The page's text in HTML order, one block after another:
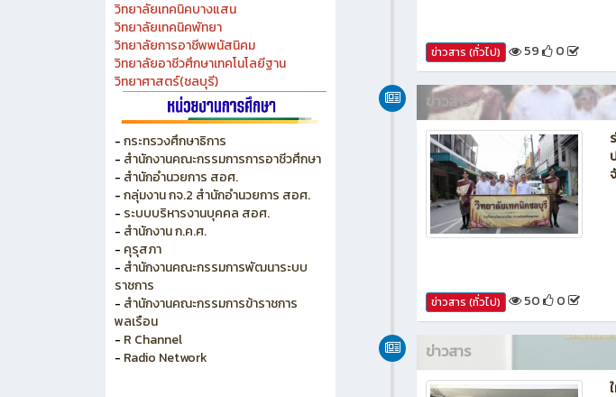
วิทยาลัยเทคนิคชลบุรี
วิทยาลัยอาชีวศึกษาชลบุรี
วิทยาลัยเทคนิคสัตหีบ
วิทยาลัยเกษตร และเทคโนโลยีชลบุรี
วิทยาลัยเทคนิคบางแสน
วิทยาลัยเทคนิคพัทยา
วิทยาลัยการอาชีพพนัสนิคม
วิทยาลัยอาชีวศึกษาเทคโนโลยีฐาน
วิทยาศาสตร์(ชลบุรี)
- กระทรวงศึกษาธิการ
- สำนักงานคณะกรรมการการอาชีวศึกษา
- สำนักอำนวยการ สอศ.
- กลุ่มงาน กจ.2 สำนักอำนวยการ สอศ.
-ระบบบริหารงานบุคคล สอศ.
- สำนักงาน ก.ค.ศ.
-คุรุสภา
- สำนักงานคณะกรรมการพัฒนาระบบ
ราชการ
ข่าวสาร (ทั่วไป) 59 0
ข่าวสาร
ข่าวสาร (ทั่วไป) 50 0